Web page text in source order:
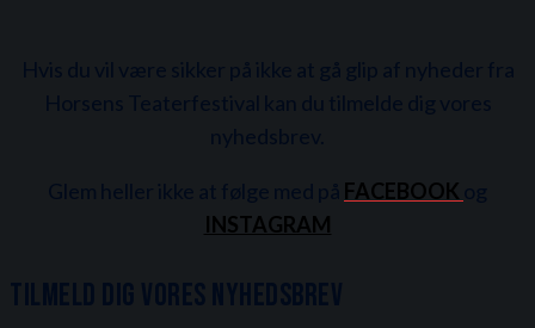
FACEBOOK
INSTAGRAM